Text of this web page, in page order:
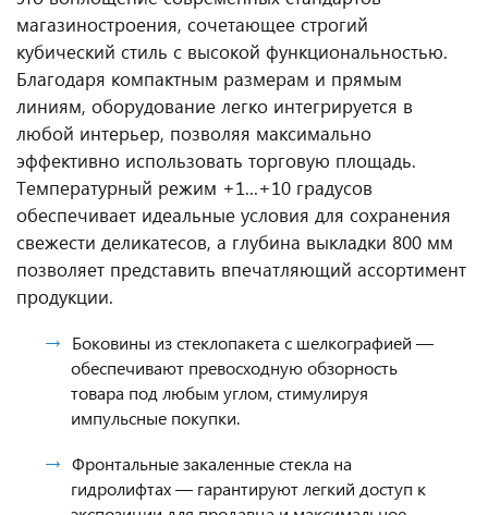
магазиностроения, сочетающее строгий
кубический стиль с высокой функциональностью.
Благодаря компактным размерам и прямым
линиям, оборудование легко интегрируется в
любой интерьер, позволяя максимально
эффективно использовать торговую площадь.
Температурный режим +1...+10 градусов
обеспечивает идеальные условия для сохранения
свежести деликатесов, а глубина выкладки 800 мм
позволяет представить впечатляющий ассортимент
продукции.
Боковины из стеклопакета с шелкографией —
обеспечивают превосходную обзорность
товара под любым углом, стимулируя
импульсные покупки.
Фронтальные закаленные стекла на
гидролифтах — гарантируют легкий доступ к